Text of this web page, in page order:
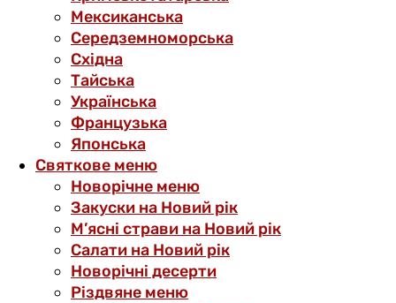
Мексиканська
Середземноморська
Східна
Тайська
Українська
Французька
Японська
Святкове меню
Новорічне меню
Закуски на Новий рік
М’ясні страви на Новий рік
Салати на Новий рік
Новорічні десерти
Різдвяне меню